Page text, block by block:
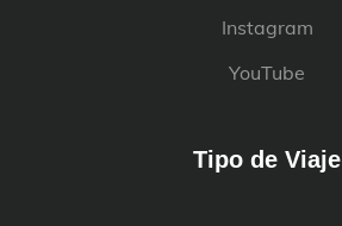
Instagram
YouTube
Tipo de Viaje